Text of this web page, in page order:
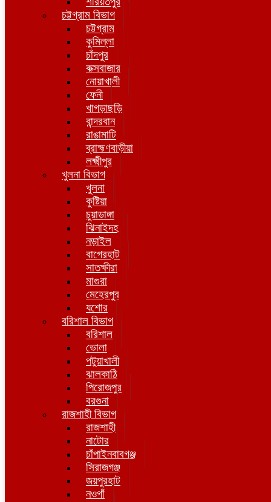
চট্টগ্রাম বিভাগ
চট্টগ্রাম
কুমিল্লা
চাঁদপুর
কক্সবাজার
নোয়াখালী
ফেনী
খাগড়াছড়ি
বান্দরবান
রাঙামাটি
ব্রাহ্মণবাড়ীয়া
লক্ষ্মীপুর
খুলনা বিভাগ
খুলনা
কুষ্টিয়া
চুয়াডাঙ্গা
ঝিনাইদহ
নড়াইল
বাগেরহাট
সাতক্ষীরা
মাগুরা
মেহেরপুর
যশোর
বরিশাল বিভাগ
বরিশাল
ভোলা
পটুয়াখালী
ঝালকাঠি
পিরোজপুর
বরগুনা
রাজশাহী বিভাগ
রাজশাহী
নাটোর
চাঁপাইনবাবগঞ্জ
সিরাজগঞ্জ
জয়পুরহাট
নওগাঁ